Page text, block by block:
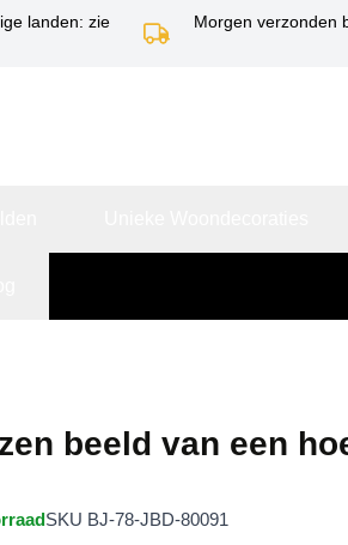
landen: zie
Morgen verzonden
beeld van een
SKU BJ-78-JBD-80091